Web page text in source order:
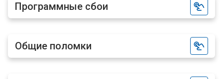
Программные сбои
Общие поломки